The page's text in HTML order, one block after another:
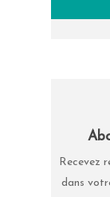
Recevez
dans